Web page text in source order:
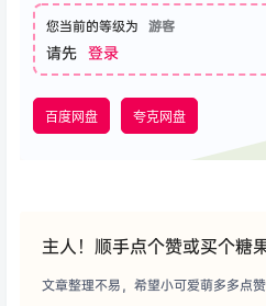
您当前的等级为 游客
请先 登录
百度网盘 夸克网盘
主人！顺手点个赞或买个糖
文章整理不易，希望小可爱萌多多点